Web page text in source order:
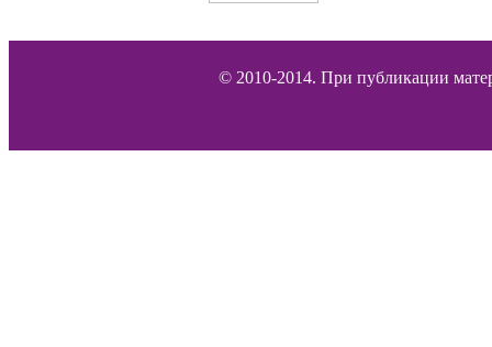
© 2010-2014. При публикации